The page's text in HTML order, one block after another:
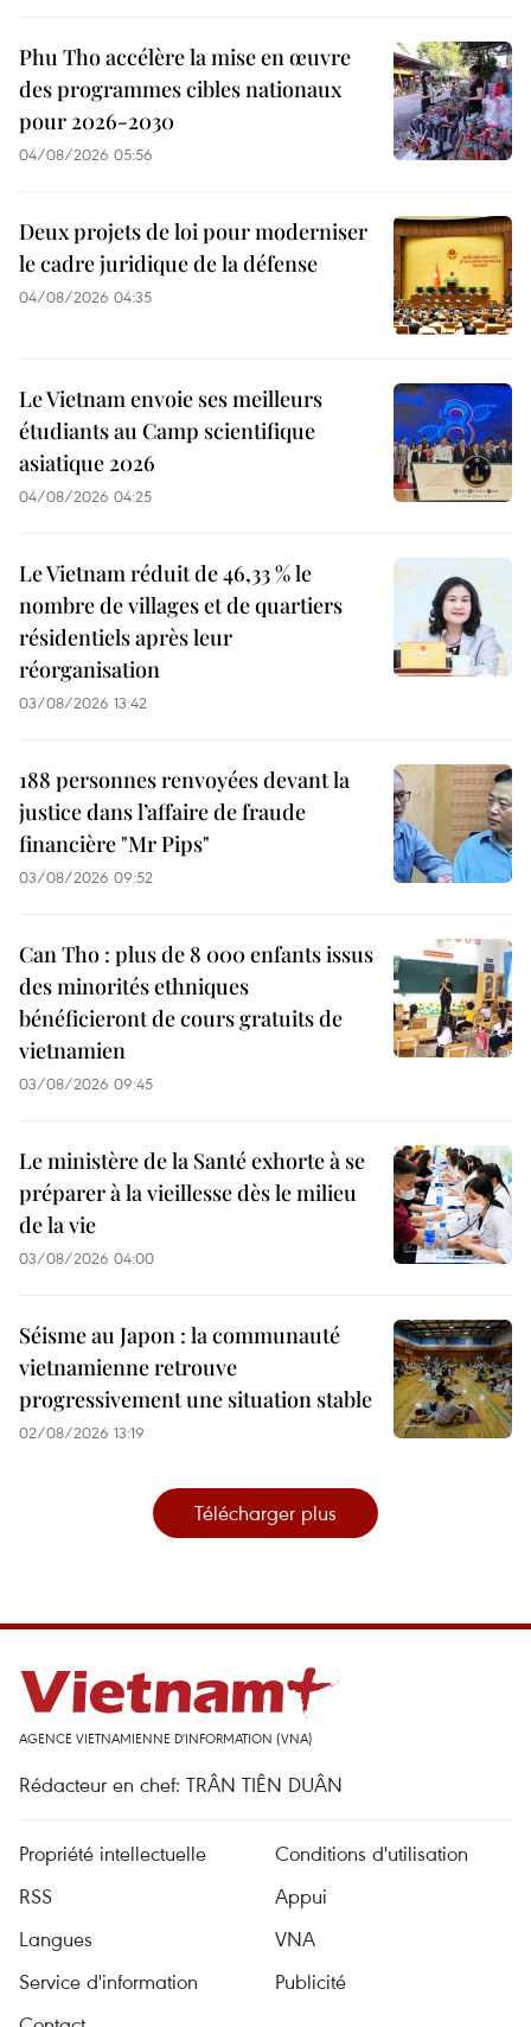
Phu Tho accélère la mise en œuvre
des programmes cibles nationaux
pour 2026-2030
04/08/2026 05:56
Deux projets de loi pour moderniser
le cadre juridique de la défense
04/08/2026 04:35
Le Vietnam envoie ses meilleurs
étudiants au Camp scientifique
asiatique 2026
04/08/2026 04:25
Le Vietnam réduit de 46,33 % le
nombre de villages et de quartiers
résidentiels après leur
réorganisation
03/08/2026 13:42
188 personnes renvoyées devant la
justice dans l’affaire de fraude
financière "Mr Pips"
03/08/2026 09:52
Can Tho : plus de 8 000 enfants issus
des minorités ethniques
bénéficieront de cours gratuits de
vietnamien
03/08/2026 09:45
Le ministère de la Santé exhorte à se
préparer à la vieillesse dès le milieu
de la vie
03/08/2026 04:00
Séisme au Japon : la communauté
vietnamienne retrouve
progressivement une situation stable
02/08/2026 13:19
Télécharger plus
AGENCE VIETNAMIENNE D'INFORMATION (VNA)
Rédacteur en chef: TRÂN TIÊN DUÂN
Propriété intellectuelle
Conditions d'utilisation
RSS
Appui
Langues
VNA
Service d'information
Publicité